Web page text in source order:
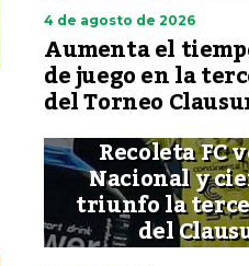
4 de agosto de 2026
Aumenta el
de juego en la
del Torneo
Recoleta FC
Nacional y
triunfo la
del